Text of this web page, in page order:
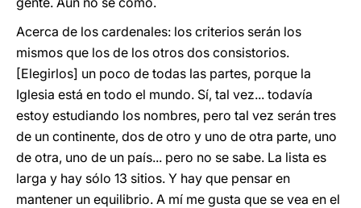
Acerca de los cardenales: los criterios serán los
mismos que los de los otros dos consistorios.
[Elegirlos] un poco de todas las partes, porque la
Iglesia está en todo el mundo. Sí, tal vez... todavía
estoy estudiando los nombres, pero tal vez serán tres
de un continente, dos de otro y uno de otra parte, uno
de otra, uno de un país... pero no se sabe. La lista es
larga y hay sólo 13 sitios. Y hay que pensar en
mantener un equilibrio. A mí me gusta que se vea en el